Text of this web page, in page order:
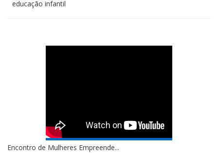
educação infantil
Encontro de Mulheres Empreende...